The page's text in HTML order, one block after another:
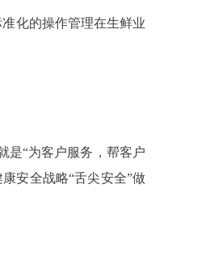
化的操作管理在生鲜业
是“为客户服务，帮客户
安全战略“舌尖安全”做